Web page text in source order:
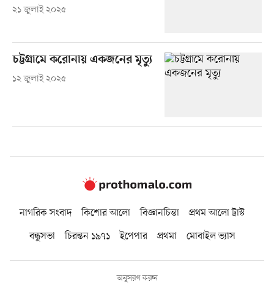
২১ জুলাই ২০২৫
চট্টগ্রামে করোনায় একজনের মৃত্যু
১২ জুলাই ২০২৫
নাগরিক সংবাদ কিশোর আলো বিজ্ঞানচিন্তা
প্রথম আলো ট্রাস্ট
বন্ধুসভা
চিরন্তন ১৯৭১ ইপেপার প্রথমা মোবাইল ভ্যাস
অনুসরণ করুন